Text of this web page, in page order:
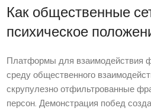
Как общественные
психическое
Платформы для взаимодействия
среду общественного
скрупулезно отфильтрованные
персон. Демонстрация побед